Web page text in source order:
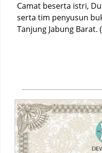
Camat beserta istri,
serta tim penyusun
Tanjung Jabung Barat.